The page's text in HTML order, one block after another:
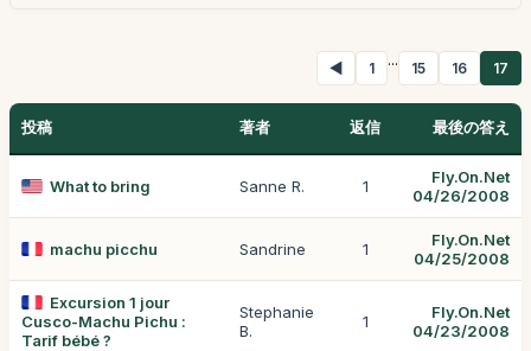
◀ 1 ... 15 16 17
投稿 著者 返信 最後の答え
What to bring Sanne R. 1
Fly.On.Net
04/26/2008
machu picchu Sandrine 1
Fly.On.Net
04/25/2008
Excursion 1 jour
Cusco-Machu Pichu :
Tarif bébé ?
Stephanie
B.
1
Fly.On.Net
04/23/2008